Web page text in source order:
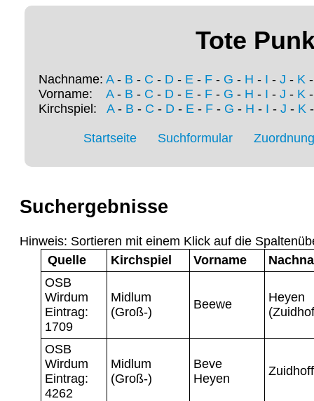
Tote
Nachname: A- B - C - D - E - F - G - H - I - J - K
Vorname: A- B - C - D - E - F - G - H - I - J - K
Kirchspiel: A- B - C - D- E- F- G - H - I - J - K
Startseite Suchformular
Suchergebnisse
Hinweis: Sortieren mit einem Klick auf die
Quelle
Kirchspiel Vorname
OSB
Wirdum
Eintrag:
1709
Midlum
(Groß-)
Beewe
Heyen
OSB
Wirdum
Eintrag:
4262
Midlum
(Groß-)
Beve
Heyen
Zuidhoff